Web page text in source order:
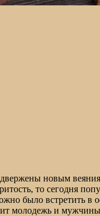
новым
то сегодня
было встретить в
молодежь и мужчины